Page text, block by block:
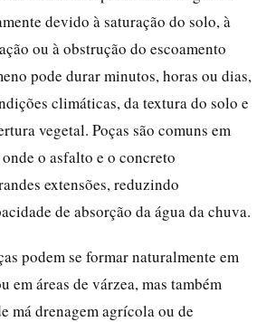
devido à saturação do solo, à
ou à obstrução do escoamento
pode durar minutos, horas ou dias,
climáticas, da textura do solo e
vegetal. Poças são comuns em
o asfalto e o concreto
extensões, reduzindo
de absorção da água da chuva.
podem se formar naturalmente em
em áreas de várzea, mas também
má drenagem agrícola ou de